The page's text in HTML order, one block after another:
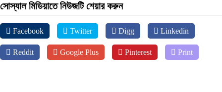
সোস্যাল মিডিয়াতে নিউজটি শেয়ার করুন
Facebook Twitter Digg Linkedin
Reddit Google Plus Pinterest Print